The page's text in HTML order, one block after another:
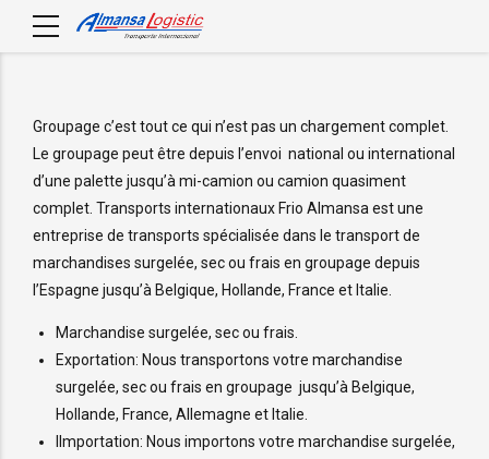
Groupage c’est tout ce qui n’est pas un chargement complet.
Le groupage peut être depuis l’envoi national ou international
d’une palette jusqu’à mi-camion ou camion quasiment
complet. Transports internationaux Frio Almansa est une
entreprise de transports spécialisée dans le transport de
marchandises surgelée, sec ou frais en groupage depuis
l’Espagne jusqu’à Belgique, Hollande, France et Italie.
Marchandise surgelée, sec ou frais.
Exportation: Nous transportons votre marchandise
surgelée, sec ou frais en groupage jusqu’à Belgique,
Hollande, France, Allemagne et Italie.
IImportation: Nous importons votre marchandise surgelée,